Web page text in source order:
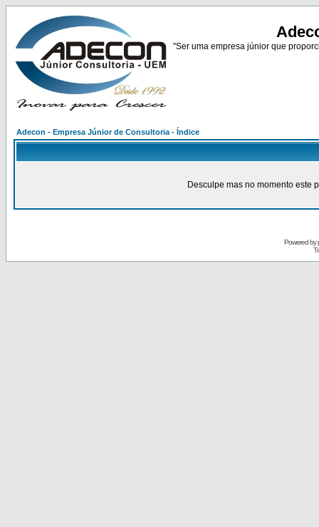
"Ser uma empresa júnior que
Adecon - Empresa Júnior de Consultoria - Índice
Desculpe mas no momento este
Powered by